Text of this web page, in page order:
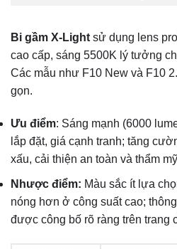
Bi gầm X-Lightsử dụng lens
cao cấp, sáng 5500K lý tưởng
Các mẫu như F10 New và F10
gọn.
Ưu điểm: Sáng mạnh (6000
lắp đặt, giá cạnh tranh; tăng
xấu, cải thiện an toàn và thẩm
Nhược điểm: Màu sắc ít lựa
nóng hơn ở công suất cao;
được công bố rõ ràng trên trang